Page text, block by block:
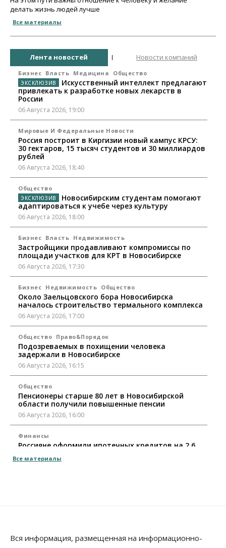
делать жизнь людей лучше
Все материалы
Лента новостей Новости компаний
Бизнес Власть Медицина Общество
Искусственный интеллект предлагают
привлекать к разработке новых лекарств в
России
06 Августа 2026, 19:00
Мировые И Федеральные Новости
Россия построит в Киргизии новый кампус КРСУ:
30 гектаров, 15 тысяч студентов и 30 миллиардов
рублей
06 Августа 2026, 18:40
Общество
Новосибирским студентам помогают
адаптироваться к учебе через культуру
06 Августа 2026, 18:00
Бизнес Власть Недвижимость
Застройщики продавливают компромиссы по
площади участков для КРТ в Новосибирске
06 Августа 2026, 17:30
Бизнес Недвижимость Общество
Около Заельцовского бора Новосибирска
началось строительство термального комплекса
06 Августа 2026, 17:00
Общество Право&Порядок
Подозреваемых в похищении человека
задержали в Новосибирске
06 Августа 2026, 16:15
Общество
Пенсионеры старше 80 лет в Новосибирской
области получили повышенные пенсии
06 Августа 2026, 16:00
Финансы
Россияне оформили ипотечных кредитов на 2,6
06 Августа 2026, 15:53
Бизнес
Правительство России продлило разрешение на
Все материалы
Вся информация, размещенная на информационно-